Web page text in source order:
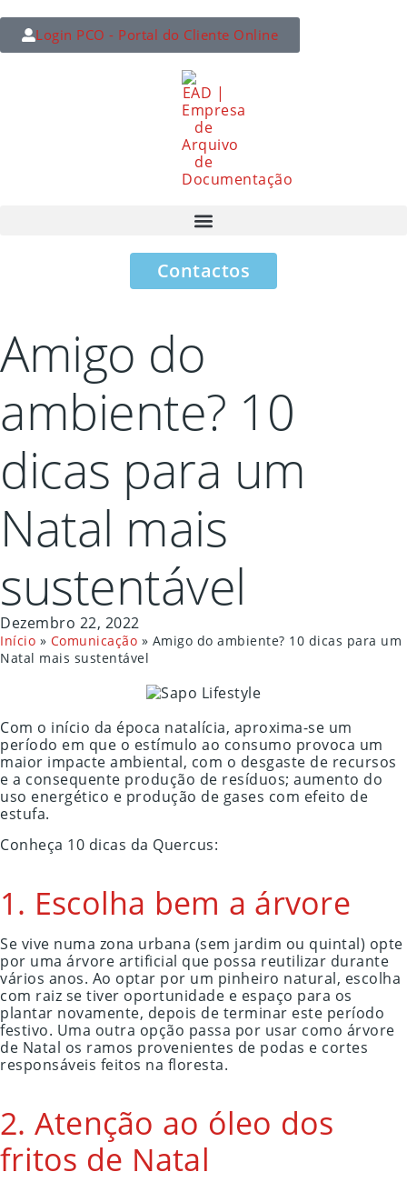
Login PCO - Portal do Cliente Online
Contactos
Amigo do
ambiente? 10
dicas para um
Natal mais
sustentável
Dezembro 22, 2022
Início » Comunicação » Amigo do ambiente? 10 dicas para um
Natal mais sustentável
Com o início da época natalícia, aproxima-se um
período em que o estímulo ao consumo provoca um
maior impacte ambiental, com o desgaste de recursos
e a consequente produção de resíduos; aumento do
uso energético e produção de gases com efeito de
estufa.
Conheça 10 dicas da Quercus:
1. Escolha bem a árvore
Se vive numa zona urbana (sem jardim ou quintal) opte
por uma árvore artificial que possa reutilizar durante
vários anos. Ao optar por um pinheiro natural, escolha
com raiz se tiver oportunidade e espaço para os
plantar novamente, depois de terminar este período
festivo. Uma outra opção passa por usar como árvore
de Natal os ramos provenientes de podas e cortes
responsáveis feitos na floresta.
2. Atenção ao óleo dos
fritos de Natal